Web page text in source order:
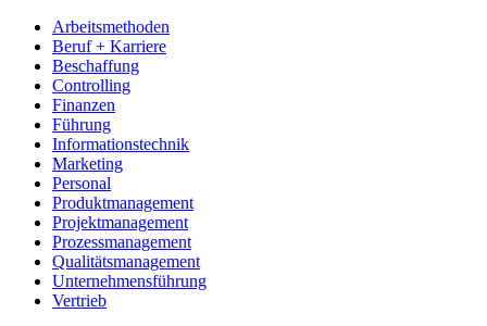
Arbeitsmethoden
Beruf + Karriere
Beschaffung
Controlling
Finanzen
Führung
Informationstechnik
Marketing
Personal
Produktmanagement
Projektmanagement
Prozessmanagement
Qualitätsmanagement
Unternehmensführung
Vertrieb